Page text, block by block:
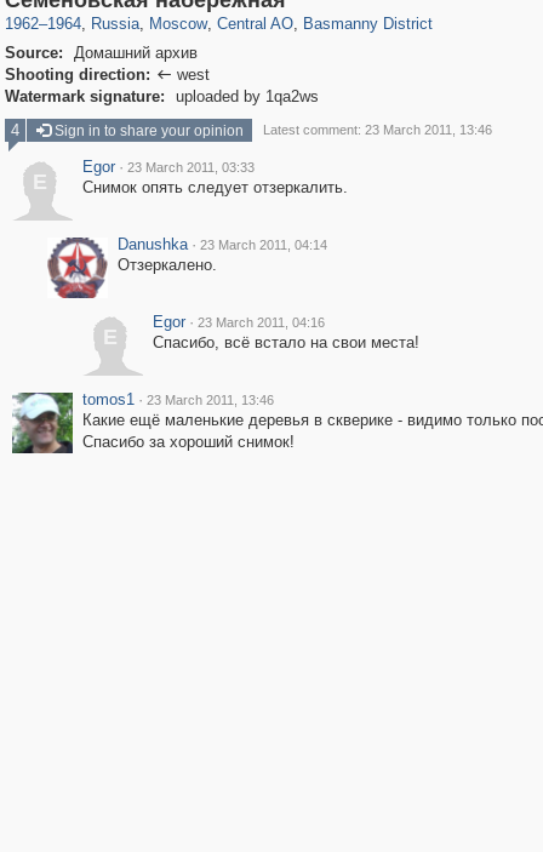
1962–1964, Russia, Moscow, Central AO, Basmanny District
Source:
Домашний архив
Shooting direction:  west
Watermark signature:
uploaded by 1qa2ws
4
Sign in to share your opinion Latest comment: 23 March 2011, 13:46
E
Egor · 23 March 2011, 03:33
Снимок опять следует отзеркалить.
Danushka · 23 March 2011, 04:14
Отзеркалено.
E
Egor · 23 March 2011, 04:16
Спасибо, всё встало на свои места!
tomos1 · 23 March 2011, 13:46
Какие ещё маленькие деревья в скверике - видимо только
Спасибо за хороший снимок!